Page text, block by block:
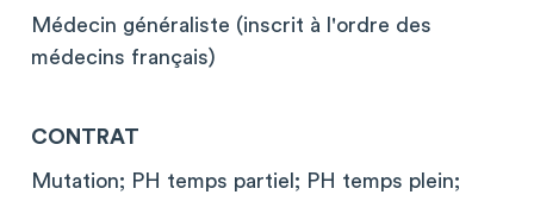
Médecin généraliste (inscrit à l'ordre des
médecins français)
CONTRAT
Mutation; PH temps partiel; PH temps plein;